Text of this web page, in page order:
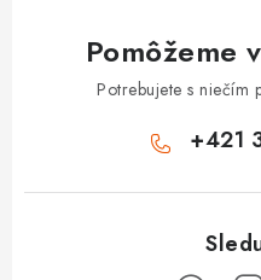
Pomôžeme
Potrebujete s niečím
+421